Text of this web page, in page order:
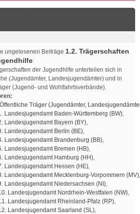
1.2. Trägerschaften
der Jugendhilfe unterteilen sich in
(Jugendämter, Landesjugendämter) und in
(Jugend- und Wohlfahrtsverbände).
Träger (Jugendämter,
Landesjugendamt Baden-Württemberg (BW),
Landesjugendamt Bayern (BY),
Landesjugendamt Berlin (BE),
Landesjugendamt Brandenburg (BB),
Landesjugendamt Bremen (HB),
Landesjugendamt Hamburg (HH),
Landesjugendamt Hessen (HE),
Landesjugendamt Mecklenburg-Vorpommern (MV),
Landesjugendamt Niedersachsen (NI),
Landesjugendamt Nordrhein-Westfalen (NW),
Landesjugendamt Rheinland-Pfalz (RP),
Landesjugendamt Saarland (SL),